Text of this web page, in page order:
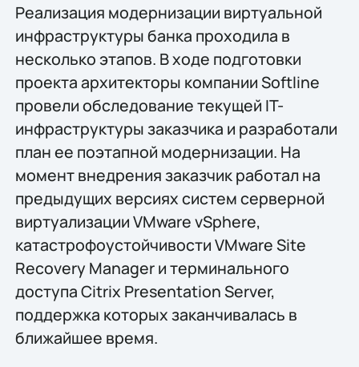
Реализация модернизации виртуальной
инфраструктуры банка проходила в
несколько этапов. В ходе подготовки
проекта архитекторы компании Softline
провели обследование текущей IT-
инфраструктуры заказчика и разработали
план ее поэтапной модернизации. На
момент внедрения заказчик работал на
предыдущих версиях систем серверной
виртуализации VMware vSphere,
катастрофоустойчивости VMware Site
Recovery Manager и терминального
доступа Citrix Presentation Server,
поддержка которых заканчивалась в
ближайшее время.